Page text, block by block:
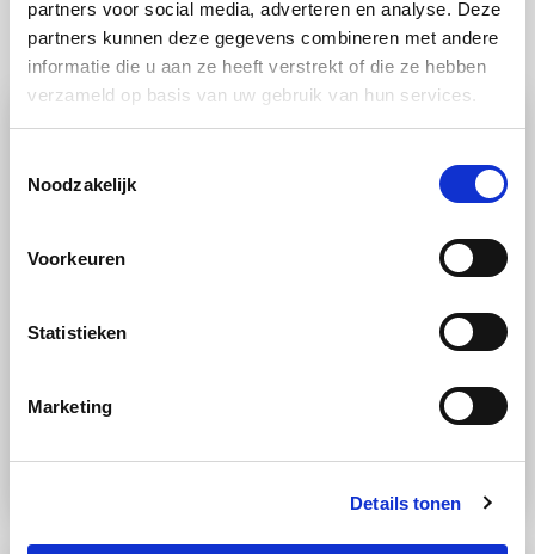
partners voor social media, adverteren en analyse. Deze
partners kunnen deze gegevens combineren met andere
informatie die u aan ze heeft verstrekt of die ze hebben
verzameld op basis van uw gebruik van hun services.
Noodzakelijk
Voorkeuren
Statistieken
Marketing
Details tonen
Ook lekker
RECEPT
Zoete broodjes met maan- en
sesamzaad